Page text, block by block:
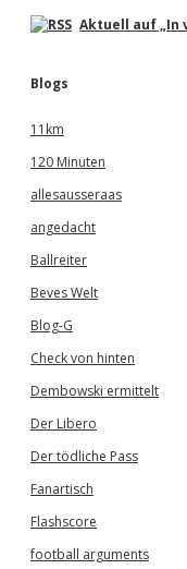
Aktuell auf „In
Blogs
11km
120 Minuten
allesausseraas
angedacht
Ballreiter
Beves Welt
Blog-G
Check von hinten
Dembowski ermittelt
Der Libero
Der tödliche Pass
Fanartisch
Flashscore
football arguments